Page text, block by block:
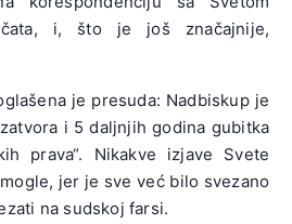
i, što je još značajnije,
je presuda: Nadbiskup je
i 5 daljnjih godina gubitka
prava“. Nikakve izjave Svete
jer je sve već bilo svezano
na sudskoj farsi.